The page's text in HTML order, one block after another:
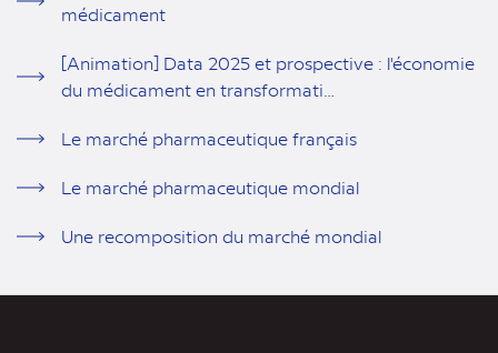
médicament
[Animation] Data 2025 et prospective : l'économie
du médicament en transformati…
Le marché pharmaceutique français
Le marché pharmaceutique mondial
Une recomposition du marché mondial